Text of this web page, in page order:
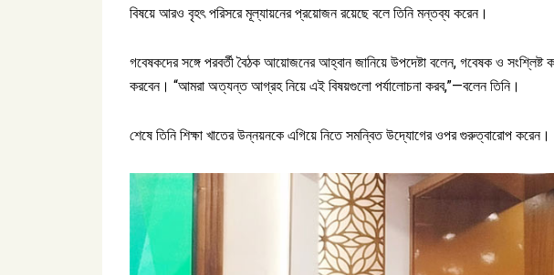
বিষয়ে আরও বৃহৎ পরিসরে মূল্যায়নের প্রয়োজন রয়েছে বলে তিনি মন্তব্য করেন।
গবেষকদের সঙ্গে পরবর্তী বৈঠক আয়োজনের আহ্বান জানিয়ে উপদেষ্টা বলেন, গবেষক ও সংশ্লিষ্ট
করবেন। “আমরা অত্যন্ত আগ্রহ নিয়ে এই বিষয়গুলো পর্যালোচনা করব,”—বলেন তিনি।
শেষে তিনি শিক্ষা খাতের উন্নয়নকে এগিয়ে নিতে সমন্বিত উদ্যোগের ওপর গুরুত্বারোপ করেন।